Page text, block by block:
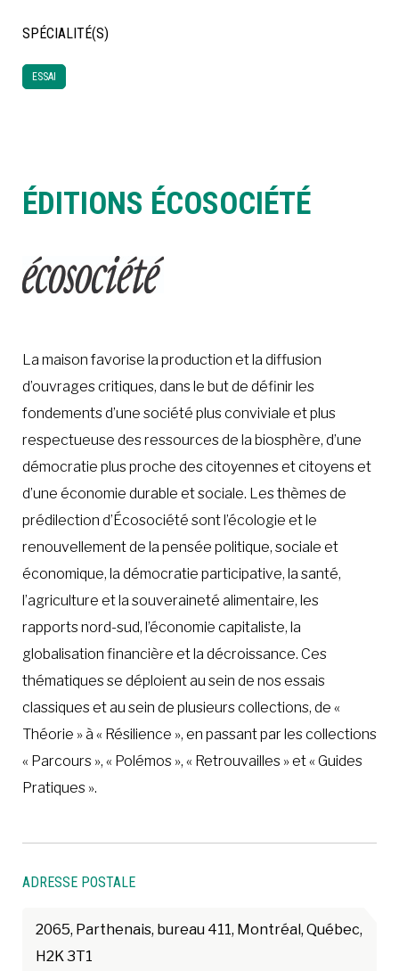
À LA POINTE DE LA PROFESSION
ÉDITIONS ÉCOSOCIÉTÉ
La maison favorise la production et la diffusion
d’ouvrages critiques, dans le but de définir les
fondements d’une société plus conviviale et plus
respectueuse des ressources de la biosphère, d’une
démocratie plus proche des citoyennes et citoyens et
d’une économie durable et sociale. Les thèmes de
prédilection d’Écosociété sont l’écologie et le
renouvellement de la pensée politique, sociale et
économique, la démocratie participative, la santé,
l’agriculture et la souveraineté alimentaire, les
rapports nord-sud, l’économie capitaliste, la
globalisation financière et la décroissance. Ces
thématiques se déploient au sein de nos essais
classiques et au sein de plusieurs collections, de «
Théorie » à « Résilience », en passant par les collections
« Parcours », « Polémos », « Retrouvailles » et « Guides
Pratiques ».
ADRESSE POSTALE
2065, Parthenais, bureau 411, Montréal, Québec,
H2K 3T1
SPÉCIALITÉ(S)
ESSAI